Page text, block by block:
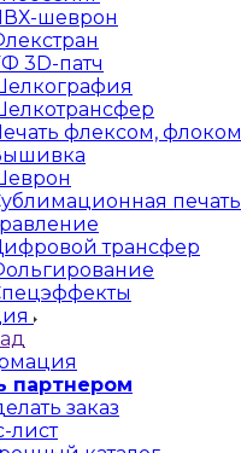
шеврон
3D-патч
флексом, флоком
печать
трансфер
партнером
заказ
лист